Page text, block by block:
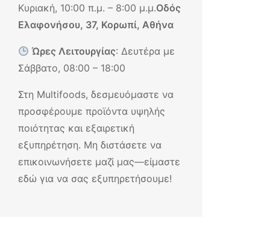
Κυριακή, 10:00 π.μ. – 8:00 μ.μ.Οδός
Ελαφονήσου, 37, Κορωπί, Αθήνα
Ώρες Λειτουργίας: Δευτέρα με
Σάββατο, 08:00 – 18:00
Στη Multifoods, δεσμευόμαστε να
προσφέρουμε προϊόντα υψηλής
ποιότητας και εξαιρετική
εξυπηρέτηση. Μη διστάσετε να
επικοινωνήσετε μαζί μας—είμαστε
εδώ για να σας εξυπηρετήσουμε!